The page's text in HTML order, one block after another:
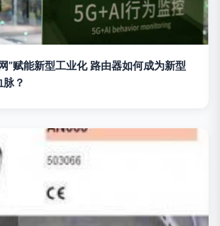
”赋能新型工业化 路由器如何成为新型
？